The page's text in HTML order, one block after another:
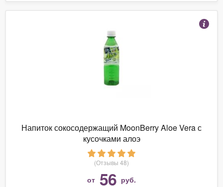
Напиток сокосодержащий MoonBerry Aloe Vera с
кусочками алоэ
(Отзывы 48)
от 56 руб.